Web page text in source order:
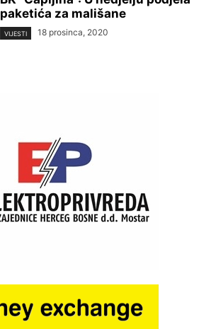
paketića za mališane
VIJESTI 18 prosinca, 2020